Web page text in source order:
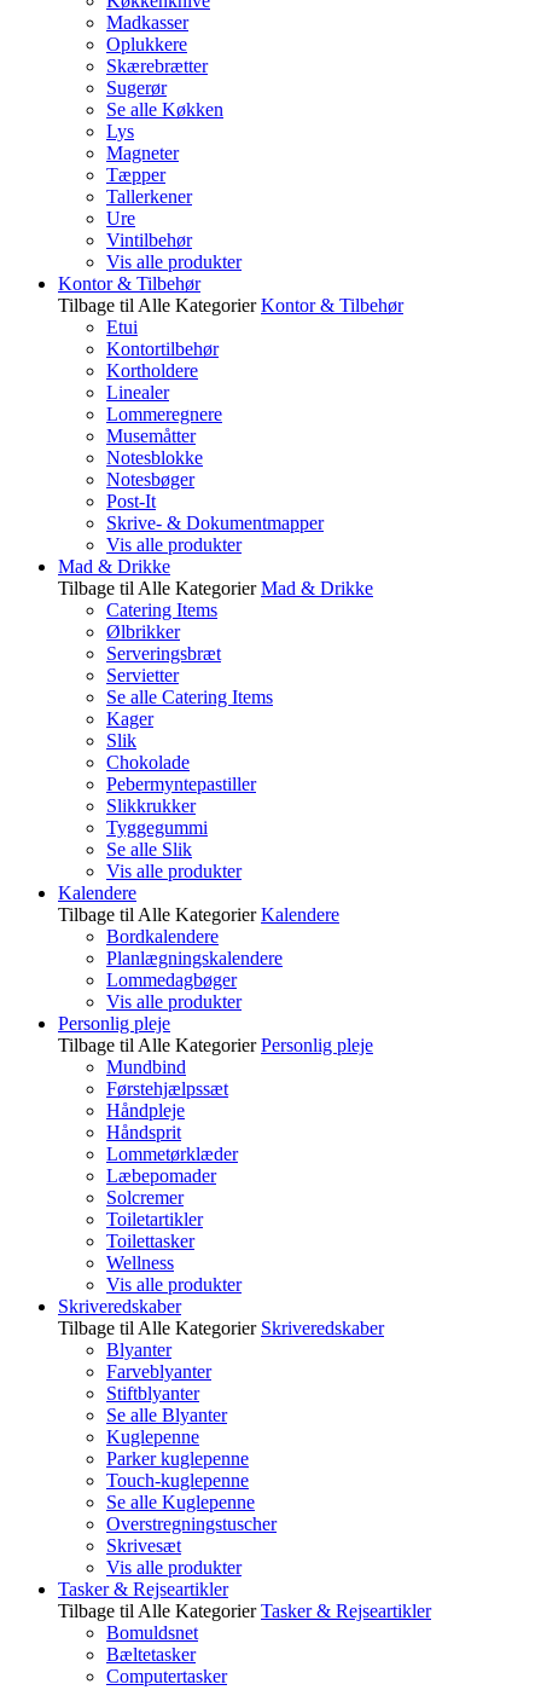
Madkasser
Oplukkere
Skærebrætter
Sugerør
Se alle Køkken
Lys
Magneter
Tæpper
Tallerkener
Ure
Vintilbehør
Vis alle produkter
Kontor & Tilbehør
Tilbage til Alle Kategorier Kontor & Tilbehør
Etui
Kontortilbehør
Kortholdere
Linealer
Lommeregnere
Musemåtter
Notesblokke
Notesbøger
Post-It
Skrive- & Dokumentmapper
Vis alle produkter
Mad & Drikke
Tilbage til Alle Kategorier Mad & Drikke
Catering Items
Ølbrikker
Serveringsbræt
Servietter
Se alle Catering Items
Kager
Slik
Chokolade
Pebermyntepastiller
Slikkrukker
Tyggegummi
Se alle Slik
Vis alle produkter
Kalendere
Tilbage til Alle Kategorier Kalendere
Bordkalendere
Planlægningskalendere
Lommedagbøger
Vis alle produkter
Personlig pleje
Tilbage til Alle Kategorier Personlig pleje
Mundbind
Førstehjælpssæt
Håndpleje
Håndsprit
Lommetørklæder
Læbepomader
Solcremer
Toiletartikler
Toilettasker
Wellness
Vis alle produkter
Skriveredskaber
Tilbage til Alle Kategorier Skriveredskaber
Blyanter
Farveblyanter
Stiftblyanter
Se alle Blyanter
Kuglepenne
Parker kuglepenne
Touch-kuglepenne
Se alle Kuglepenne
Overstregningstuscher
Skrivesæt
Vis alle produkter
Tasker & Rejseartikler
Tilbage til Alle Kategorier Tasker & Rejseartikler
Bomuldsnet
Bæltetasker
Computertasker